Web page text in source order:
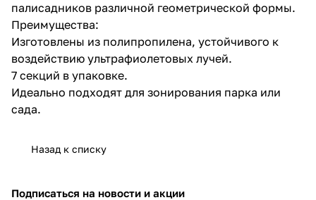
палисадников различной геометрической формы.
Преимущества:
Изготовлены из полипропилена, устойчивого к
воздействию ультрафиолетовых лучей.
7 секций в упаковке.
Идеально подходят для зонирования парка или
сада.
Назад к списку
Подписаться на новости и акции
25
раз в 2
недели
Остались вопросы?
plait.ru